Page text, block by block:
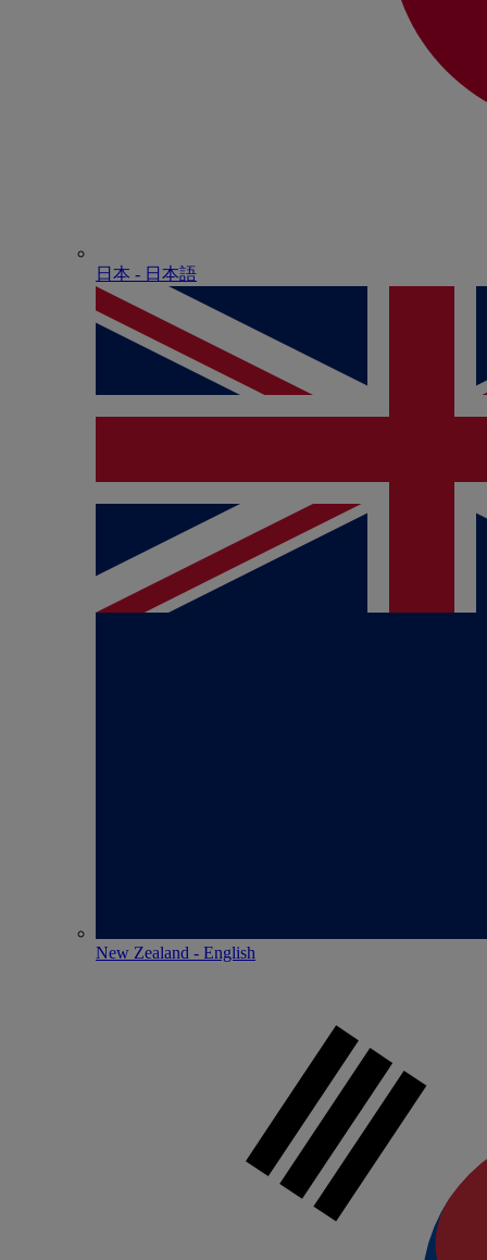
日本 - ⽇本語
New Zealand - English